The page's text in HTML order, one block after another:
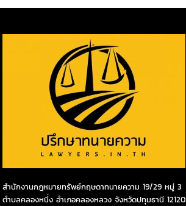
สำนักงานกฎหมายทรัพย์กฤษดาทนายความ 19/29 หมู่ 3
ตำบลคลองหนึ่ง อำเภอคลองหลวง จังหวัดปทุมธานี 12120